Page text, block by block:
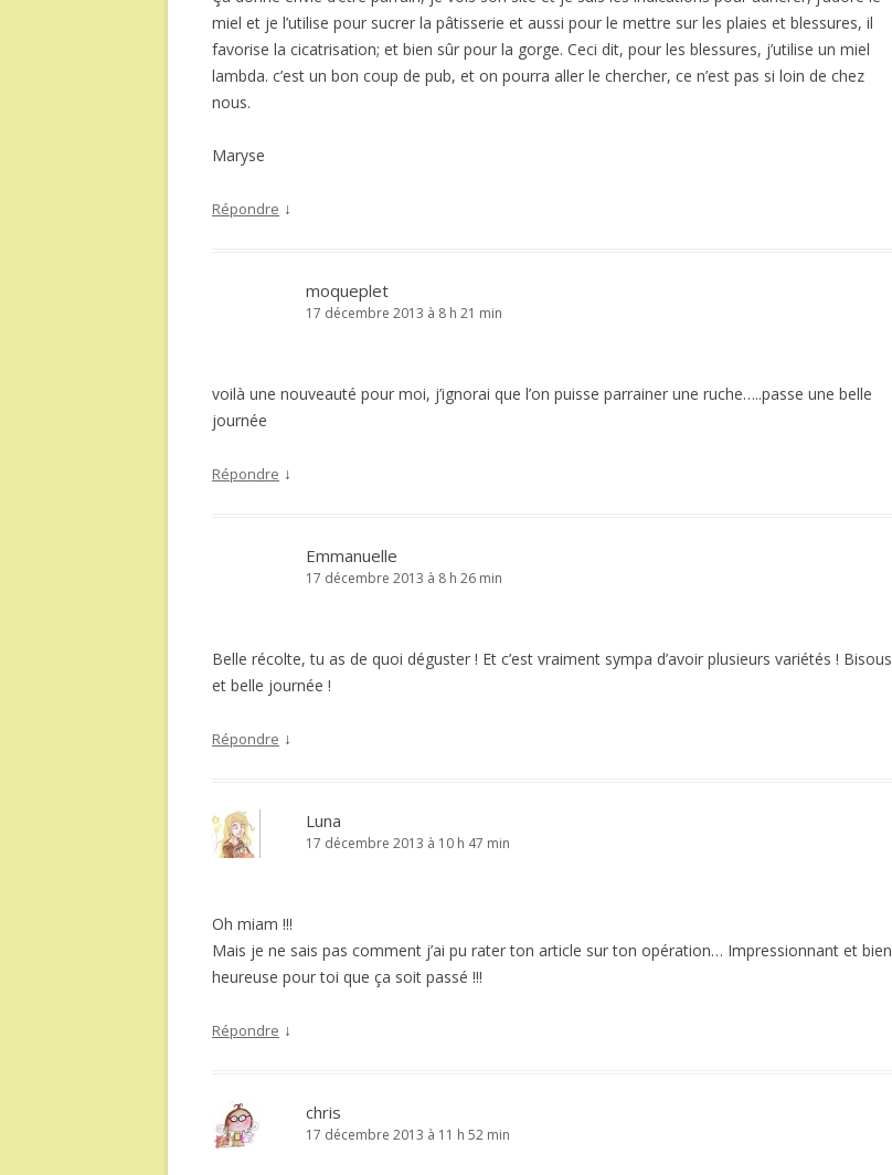
miel et je l’utilise pour sucrer la pâtisserie et aussi pour le mettre sur les plaies et blessures, il
favorise la cicatrisation; et bien sûr pour la gorge. Ceci dit, pour les blessures, j’utilise un miel
lambda. c’est un bon coup de pub, et on pourra aller le chercher, ce n’est pas si loin de chez
nous.
Maryse
Répondre ↓
moqueplet
17 décembre 2013 à 8 h 21 min
voilà une nouveauté pour moi, j’ignorai que l’on puisse parrainer une ruche…..passe une belle
journée
Répondre ↓
Emmanuelle
17 décembre 2013 à 8 h 26 min
Belle récolte, tu as de quoi déguster ! Et c’est vraiment sympa d’avoir plusieurs variétés ! Bisous
et belle journée !
Répondre ↓
Luna
17 décembre 2013 à 10 h 47 min
Oh miam !!!
Mais je ne sais pas comment j’ai pu rater ton article sur ton opération… Impressionnant et bien
heureuse pour toi que ça soit passé !!!
Répondre ↓
chris
17 décembre 2013 à 11 h 52 min